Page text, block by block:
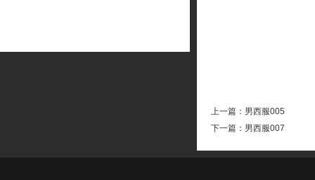
上一篇： 男西服005
下一篇： 男西服007